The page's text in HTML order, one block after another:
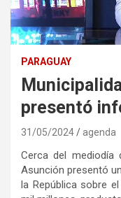
PARAGUAY
presentó
31/05/2024 agenda
Cerca del mediodía
Asunción presentó
la República sobre